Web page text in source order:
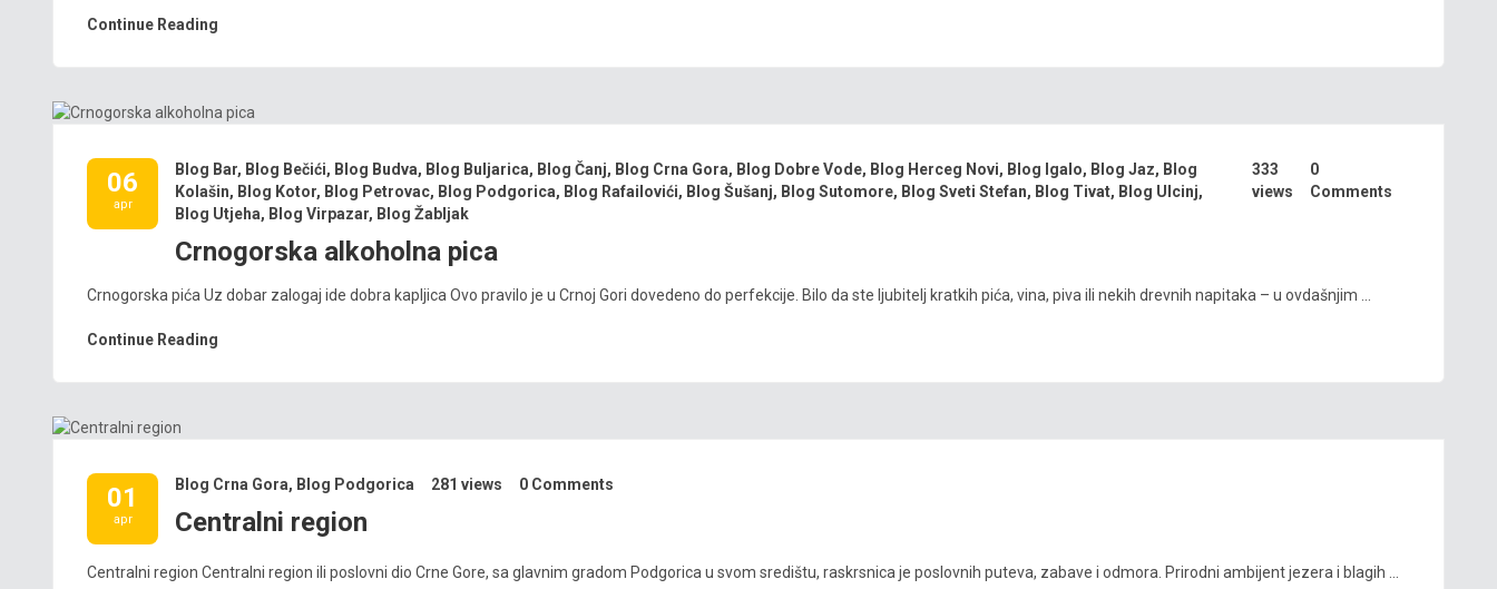
Continue Reading
06
apr
Blog Bar, Blog Bečići, Blog Budva, Blog Buljarica, Blog Čanj, Blog Crna Gora, Blog Dobre Vode, Blog Herceg Novi, Blog Igalo, Blog Jaz, Blog
Kolašin, Blog Kotor, Blog Petrovac, Blog Podgorica, Blog Rafailovići, Blog Šušanj, Blog Sutomore, Blog Sveti Stefan, Blog Tivat, Blog Ulcinj,
Blog Utjeha, Blog Virpazar, Blog Žabljak
333
views
0
Comments
Crnogorska alkoholna pica
Crnogorska pića Uz dobar zalogaj ide dobra kapljica Ovo pravilo je u Crnoj Gori dovedeno do perfekcije. Bilo da ste ljubitelj kratkih pića, vina, piva ili nekih drevnih napitaka – u ovdašnjim ...
Continue Reading
01
apr
Blog Crna Gora, Blog Podgorica 281 views 0 Comments
Centralni region
Centralni region Centralni region ili poslovni dio Crne Gore, sa glavnim gradom Podgorica u svom središtu, raskrsnica je poslovnih puteva, zabave i odmora. Prirodni ambijent jezera i blagih ...